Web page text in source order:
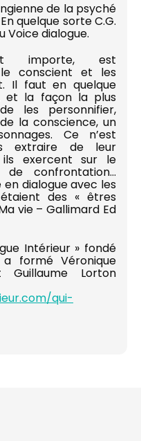
de la psyché
quelque sorte C.G.
Voice dialogue.
importe, est
conscient et les
Il faut en quelque
et la façon la plus
les personnifier,
la conscience, un
Ce n’est
extraire de leur
ils exercent sur le
confrontation…
dialogue avec les
des « êtres
vie – Gallimard Ed
Intérieur » fondé
formé Véronique
Guillaume Lorton
qui-